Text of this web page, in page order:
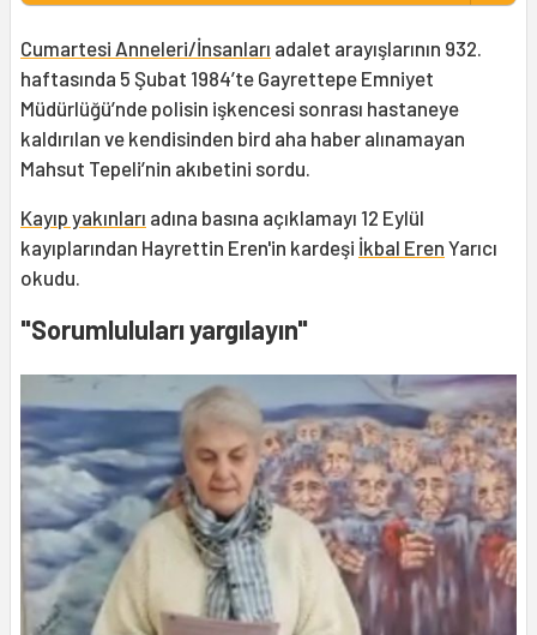
Cumartesi Anneleri/İnsanları adalet arayışlarının 932.
haftasında 5 Şubat 1984’te Gayrettepe Emniyet
Müdürlüğü’nde polisin işkencesi sonrası hastaneye
kaldırılan ve kendisinden bird aha haber alınamayan
Mahsut Tepeli’nin akıbetini sordu.
Kayıp yakınları adına basına açıklamayı 12 Eylül
kayıplarından Hayrettin Eren'in kardeşi İkbal Eren Yarıcı
okudu.
"Sorumluluları yargılayın"